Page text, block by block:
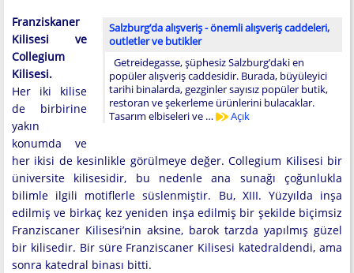
Salzburg’da alışveriş - önemli alışveriş caddeleri,
outletler ve butikler
Getreidegasse, şüphesiz Salzburg’daki en
popüler alışveriş caddesidir. Burada, büyüleyici
tarihi binalarda, gezginler sayısız popüler butik,
restoran ve şekerleme ürünlerini bulacaklar.
Tasarım elbiseleri ve …
Açık
Franziskaner
Kilisesi ve
Collegium
Kilisesi.
Her iki kilise
de birbirine
yakın
konumda ve
her ikisi de kesinlikle görülmeye değer. Collegium Kilisesi bir
üniversite kilisesidir, bu nedenle ana sunağı çoğunlukla
bilimle ilgili motiflerle süslenmiştir. Bu, XIII. Yüzyılda inşa
edilmiş ve birkaç kez yeniden inşa edilmiş bir şekilde biçimsiz
Franziscaner Kilisesi’nin aksine, barok tarzda yapılmış güzel
bir kilisedir. Bir süre Franziscaner Kilisesi katedraldendi, ama
sonra katedral binası bitti.